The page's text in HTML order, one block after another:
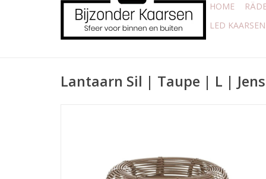
HOME
LED KAARSEN
Lantaarn Sil | Taupe | L |